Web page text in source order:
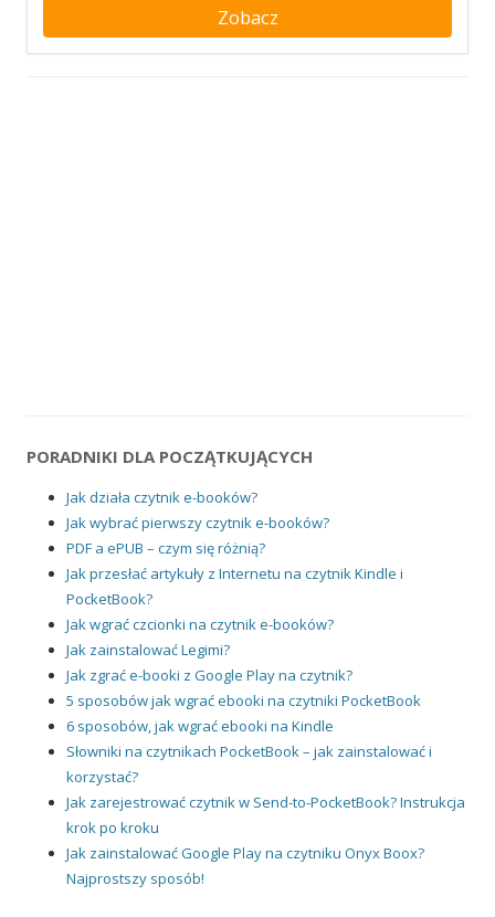
Zobacz
PORADNIKI DLA POCZĄTKUJĄCYCH
Jak działa czytnik e-booków?
Jak wybrać pierwszy czytnik e-booków?
PDF a ePUB – czym się różnią?
Jak przesłać artykuły z Internetu na czytnik Kindle i
PocketBook?
Jak wgrać czcionki na czytnik e-booków?
Jak zainstalować Legimi?
Jak zgrać e-booki z Google Play na czytnik?
5 sposobów jak wgrać ebooki na czytniki PocketBook
6 sposobów, jak wgrać ebooki na Kindle
Słowniki na czytnikach PocketBook – jak zainstalować i
korzystać?
Jak zarejestrować czytnik w Send-to-PocketBook? Instrukcja
krok po kroku
Jak zainstalować Google Play na czytniku Onyx Boox?
Najprostszy sposób!